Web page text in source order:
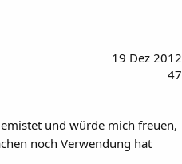
19 Dez 2012
47
und würde mich freuen,
noch Verwendung hat